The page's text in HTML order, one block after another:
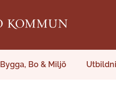
Bygga, Bo & Miljö